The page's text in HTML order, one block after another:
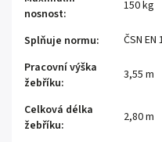
nosnost:
150 kg
Splňuje normu:
ČSN EN
Pracovní výška
žebříku:
3,55 m
Celková délka
žebříku:
2,80 m